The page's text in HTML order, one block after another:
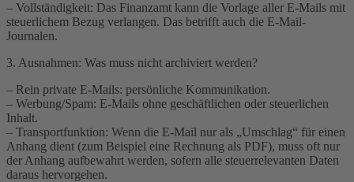
– Vollständigkeit: Das Finanzamt kann die Vorlage aller E-Mails mit
steuerlichem Bezug verlangen. Das betrifft auch die E-Mail-
Journalen.
3. Ausnahmen: Was muss nicht archiviert werden?
– Rein private E-Mails: persönliche Kommunikation.
– Werbung/Spam: E-Mails ohne geschäftlichen oder steuerlichen
Inhalt.
– Transportfunktion: Wenn die E-Mail nur als „Umschlag“ für einen
Anhang dient (zum Beispiel eine Rechnung als PDF), muss oft nur
der Anhang aufbewahrt werden, sofern alle steuerrelevanten Daten
daraus hervorgehen.